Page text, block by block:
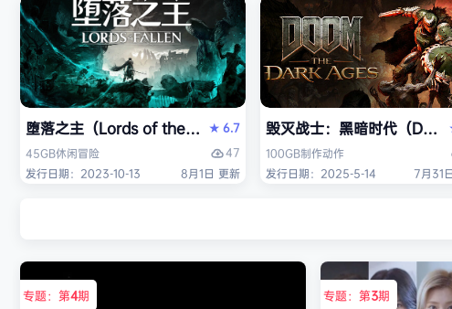
堕落之主（Lords of the Fallen）免安装中文版
★ 6.7
45GB休闲冒险
47
发行日期：2023-10-13
8月1日 更新
毁灭战士：黑暗时代（
100GB制作动作
发行日期：2025-5-14
7月31
专题：第4期 专题：第3期